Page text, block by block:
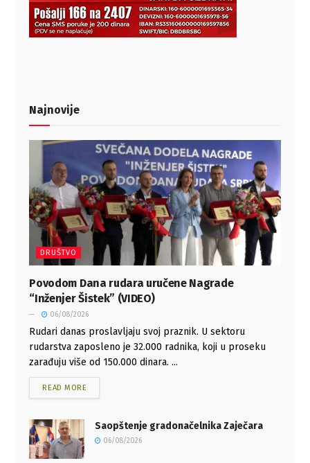
Najnovije
DRUŠTVO
Povodom Dana rudara uručene Nagrade
“Inženjer Šistek” (VIDEO)
06/08/2026
Rudari danas proslavljaju svoj praznik. U sektoru
rudarstva zaposleno je 32.000 radnika, koji u proseku
zarađuju više od 150.000 dinara. ...
READ MORE
Saopštenje gradonačelnika Zaječara
06/08/2026